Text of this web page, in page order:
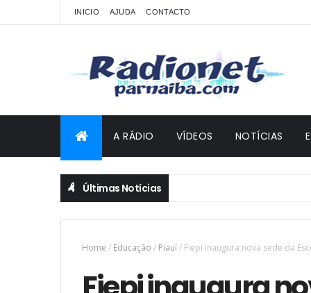
INICIO AJUDA CONTACTO
A RÁDIO VÍDEOS NOTÍCIAS
Últimas Notícias
Home / Educação / Piauí/ Fiepi inaugura nova sede da